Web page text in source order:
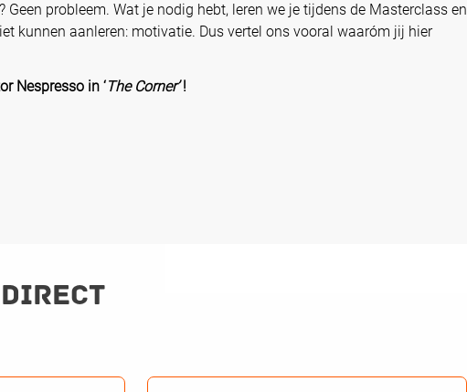
Geen probleem. Wat je nodig hebt, leren we je tijdens de Masterclass en
kunnen aanleren: motivatie. Dus vertel ons vooral waaróm jij hier
Nespresso in ‘The Corner’!